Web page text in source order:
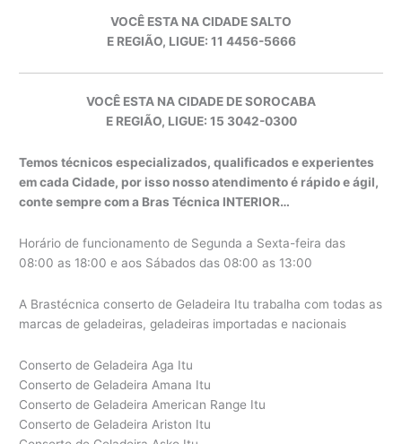
VOCÊ ESTA NA CIDADE SALTO
E REGIÃO, LIGUE: 11 4456-5666
VOCÊ ESTA NA CIDADE DE SOROCABA
E REGIÃO, LIGUE: 15 3042-0300
Temos técnicos especializados, qualificados e experientes
em cada Cidade, por isso nosso atendimento é rápido e ágil,
conte sempre com a Bras Técnica INTERIOR…
Horário de funcionamento de Segunda a Sexta-feira das
08:00 as 18:00 e aos Sábados das 08:00 as 13:00
A Brastécnica conserto de Geladeira Itu trabalha com todas as
marcas de geladeiras, geladeiras importadas e nacionais
Conserto de Geladeira Aga Itu
Conserto de Geladeira Amana Itu
Conserto de Geladeira American Range Itu
Conserto de Geladeira Ariston Itu